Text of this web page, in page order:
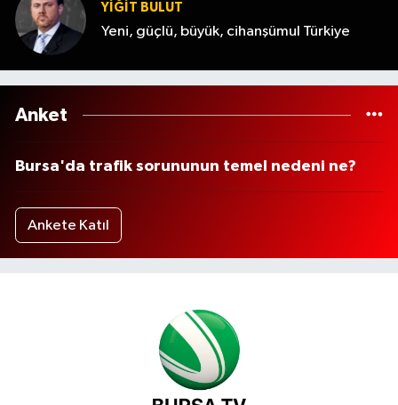
YİĞİT BULUT
Yeni, güçlü, büyük, cihanşümul Türkiye
Anket
Bursa'da trafik sorununun temel nedeni ne?
Ankete Katıl